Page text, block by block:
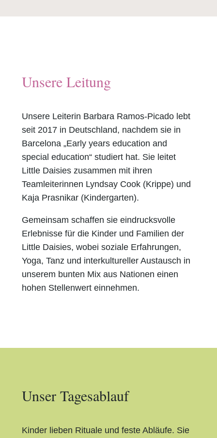
Unsere Leitung
Unsere Leiterin Barbara Ramos-Picado lebt
seit 2017 in Deutschland, nachdem sie in
Barcelona „Early years education and
special education“ studiert hat. Sie leitet
Little Daisies zusammen mit ihren
Teamleiterinnen Lyndsay Cook (Krippe) und
Kaja Prasnikar (Kindergarten).
Gemeinsam schaffen sie eindrucksvolle
Erlebnisse für die Kinder und Familien der
Little Daisies, wobei soziale Erfahrungen,
Yoga, Tanz und interkultureller Austausch in
unserem bunten Mix aus Nationen einen
hohen Stellenwert einnehmen.
Unser Tagesablauf
Kinder lieben Rituale und feste Abläufe. Sie